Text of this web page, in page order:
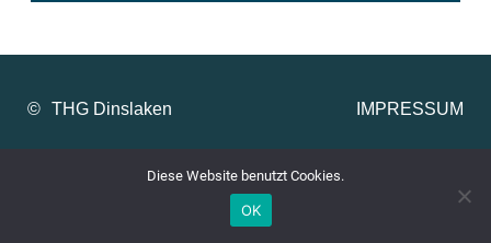
© IMPRESSUM
Diese Website benutzt Cookies.
OK